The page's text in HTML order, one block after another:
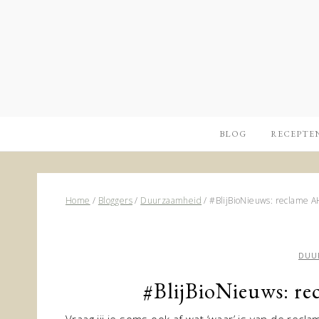
BLOG
Home / Bloggers / Duurzaamheid / #BlijBioNieuws: reclame
#BlijBioNieuws: